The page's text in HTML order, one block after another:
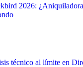
2026:
técnico al límite en